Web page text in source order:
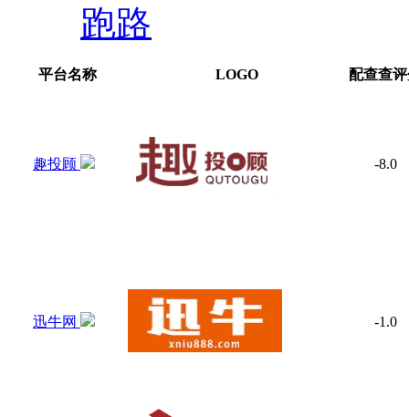
跑路
平台名称 LOGO 配查查
趣投顾 -8.0
迅牛网 -1.0